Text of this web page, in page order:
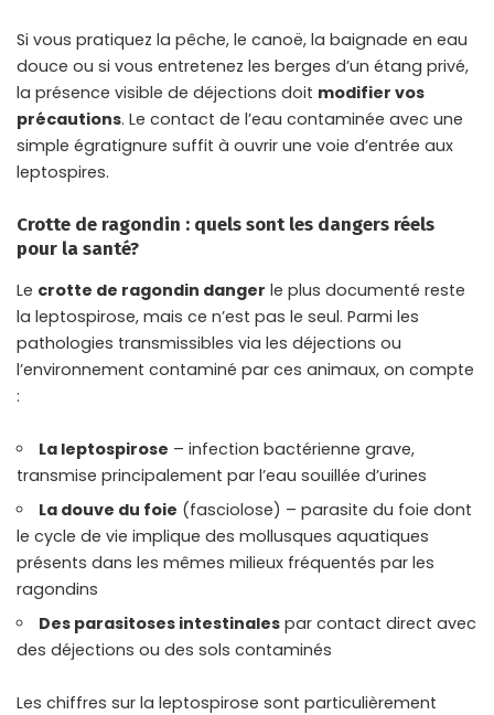
Si vous pratiquez la pêche, le canoë, la baignade en eau
douce ou si vous entretenez les berges d’un étang privé,
la présence visible de déjections doit modifier vos
précautions. Le contact de l’eau contaminée avec une
simple égratignure suffit à ouvrir une voie d’entrée aux
leptospires.
Crotte de ragondin : quels sont les dangers réels
pour la santé?
Le crotte de ragondin danger le plus documenté reste
la leptospirose, mais ce n’est pas le seul. Parmi les
pathologies transmissibles via les déjections ou
l’environnement contaminé par ces animaux, on compte
:
La leptospirose – infection bactérienne grave,
transmise principalement par l’eau souillée d’urines
La douve du foie (fasciolose) – parasite du foie dont
le cycle de vie implique des mollusques aquatiques
présents dans les mêmes milieux fréquentés par les
ragondins
Des parasitoses intestinales par contact direct avec
des déjections ou des sols contaminés
Les chiffres sur la leptospirose sont particulièrement